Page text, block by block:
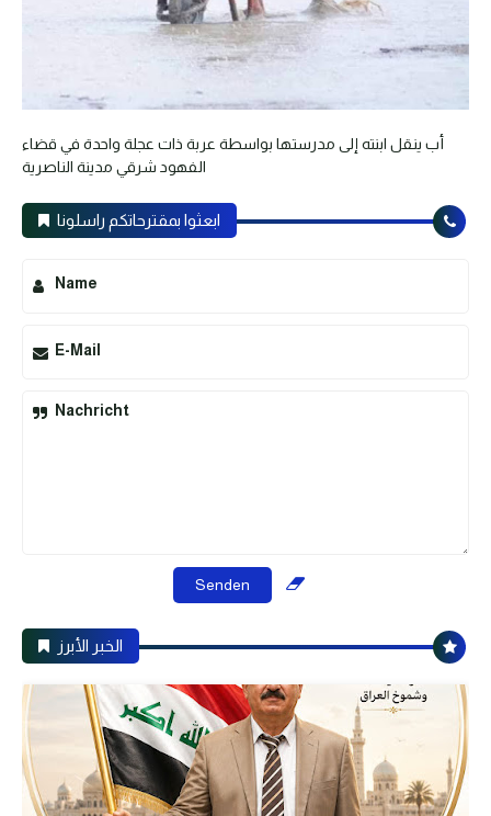
أب ينقل ابنته إلى مدرستها بواسطة عربة ذات عجلة واحدة في قضاء
الفهود شرقي مدينة الناصرية
ابعثوا بمقترحاتكم راسلونا
Name
E-Mail
Nachricht
الخبر الأبرز